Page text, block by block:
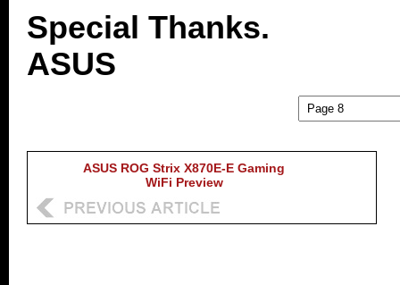
Special Thanks.
ASUS
ASUS ROG Strix X870E-E Gaming
WiFi Preview